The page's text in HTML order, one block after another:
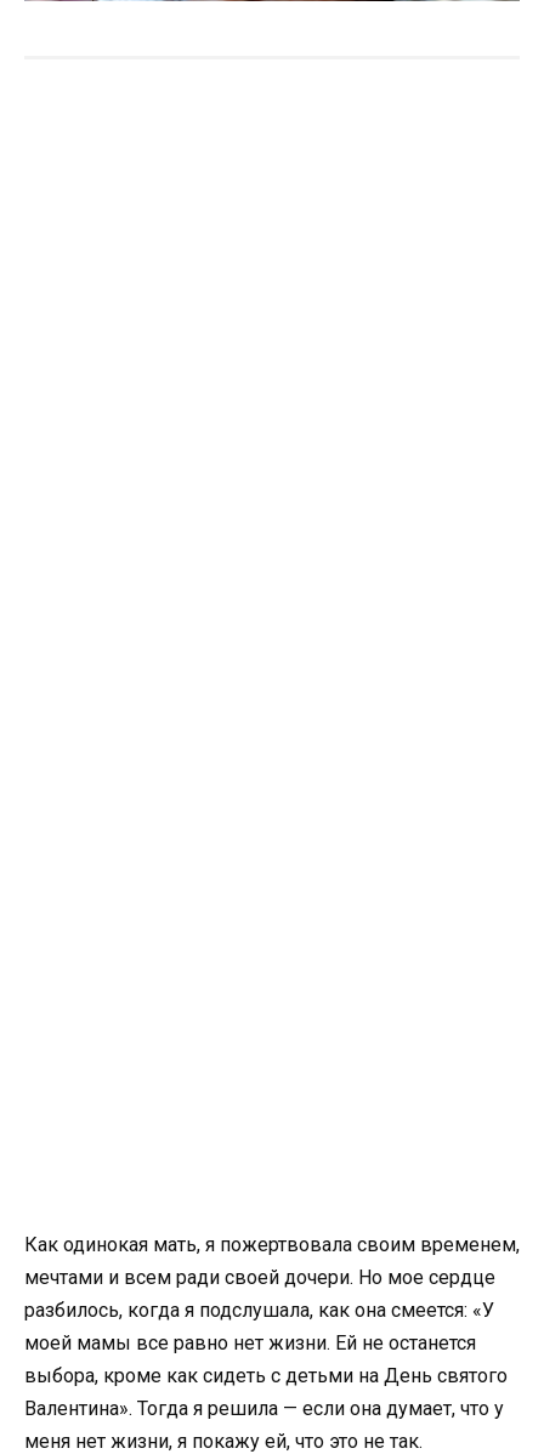
Как одинокая мать, я пожертвовала своим временем,
мечтами и всем ради своей дочери. Но мое сердце
разбилось, когда я подслушала, как она смеется: «У
моей мамы все равно нет жизни. Ей не останется
выбора, кроме как сидеть с детьми на День святого
Валентина». Тогда я решила — если она думает, что у
меня нет жизни, я покажу ей, что это не так.